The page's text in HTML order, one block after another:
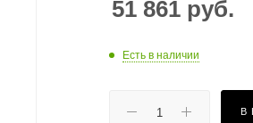
51 861 руб.
Есть в наличии
В